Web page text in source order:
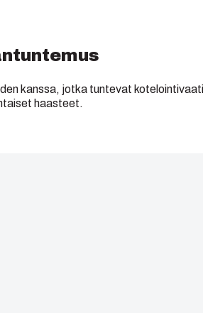
kanssa, jotka tuntevat
haasteet.